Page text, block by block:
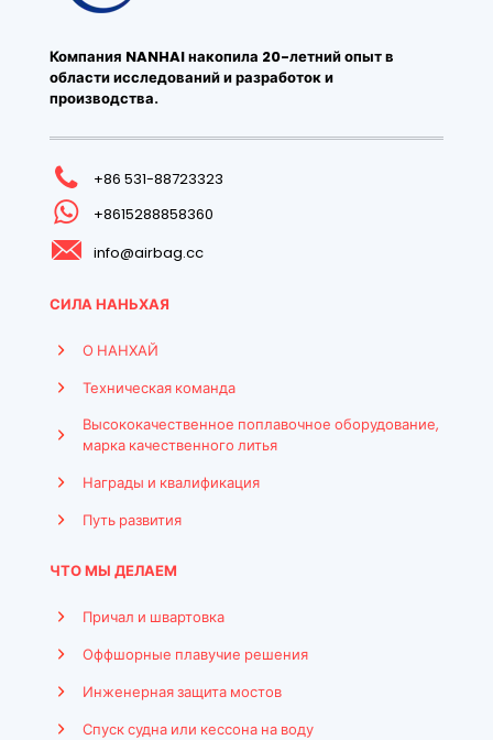
Компания NANHAI накопила 20-летний опыт в
области исследований и разработок и
производства.
+86 531-88723323
+8615288858360
info@airbag.cc
СИЛА НАНЬХАЯ
О НАНХАЙ
Техническая команда
Высококачественное поплавочное оборудование,
марка качественного литья
Награды и квалификация
Путь развития
ЧТО МЫ ДЕЛАЕМ
Причал и швартовка
Оффшорные плавучие решения
Инженерная защита мостов
Спуск судна или кессона на воду